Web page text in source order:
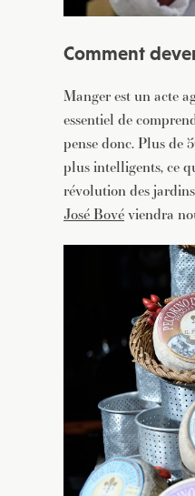
Comment
Manger est un acte
essentiel de
pense donc. Plus de
plus intelligents, ce
révolution des
José Bovéviendra